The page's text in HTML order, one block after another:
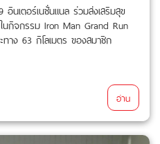
นเตอร์เนชั่นแนล ร่วมส่งเสริมสุข
กิจกรรม Iron Man Grand Run
าง 63 กิโลเมตร ของสมาชิก
อ่าน